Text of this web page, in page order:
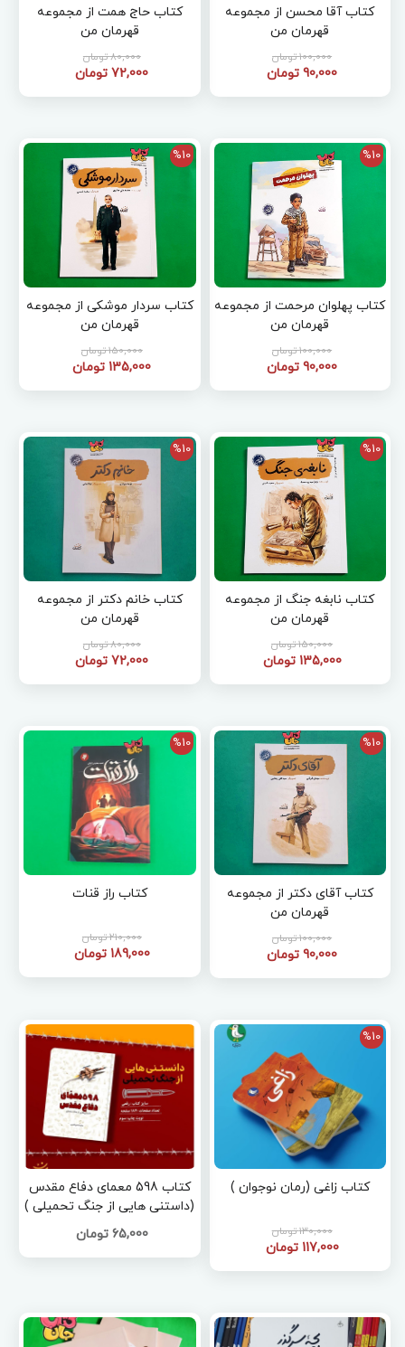
کتاب آقا محسن از مجموعه
قهرمان من
100,000 تومان
90,000 تومان
کتاب حاج همت از مجموعه
قهرمان من
80,000 تومان
72,000 تومان
%10
کتاب پهلوان مرحمت از مجموعه
قهرمان من
100,000 تومان
90,000 تومان
%10
کتاب سردار موشکی از مجموعه
قهرمان من
150,000 تومان
135,000 تومان
%10
کتاب نابغه جنگ از مجموعه
قهرمان من
150,000 تومان
135,000 تومان
%10
کتاب خانم دکتر از مجموعه
قهرمان من
80,000 تومان
72,000 تومان
%10
کتاب آقای دکتر از مجموعه
قهرمان من
100,000 تومان
90,000 تومان
%10
کتاب راز قنات
210,000 تومان
189,000 تومان
%10
کتاب زاغی (رمان نوجوان )
130,000 تومان
117,000 تومان
کتاب 598 معمای دفاع مقدس
(داستنی هایی از جنگ تحمیلی )
65,000 تومان